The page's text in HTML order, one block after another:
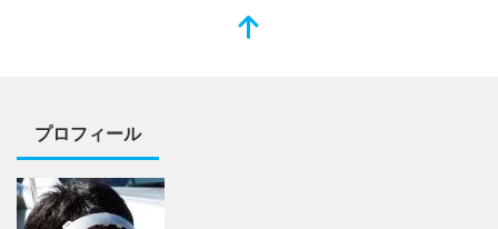
プロフィール